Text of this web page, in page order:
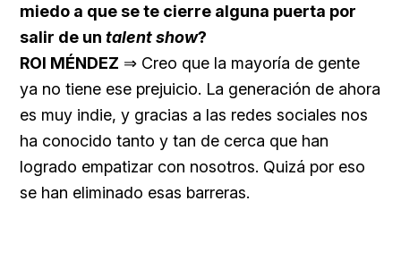
miedo a que se te cierre alguna puerta por
salir de un talent show?
ROI MÉNDEZ ⇒ Creo que la mayoría de gente
ya no tiene ese prejuicio. La generación de ahora
es muy indie, y gracias a las redes sociales nos
ha conocido tanto y tan de cerca que han
logrado empatizar con nosotros. Quizá por eso
se han eliminado esas barreras.